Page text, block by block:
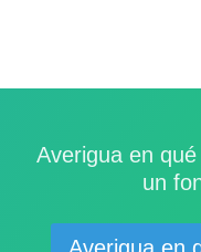
Averigua en
un